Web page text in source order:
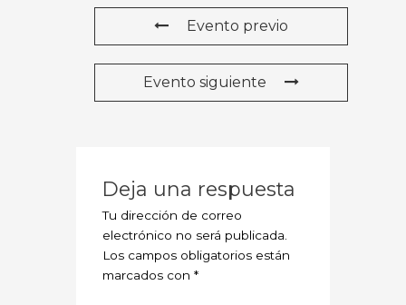
Evento previo
Evento siguiente
Deja una respuesta
Tu dirección de correo
electrónico no será publicada.
Los campos obligatorios están
marcados con*